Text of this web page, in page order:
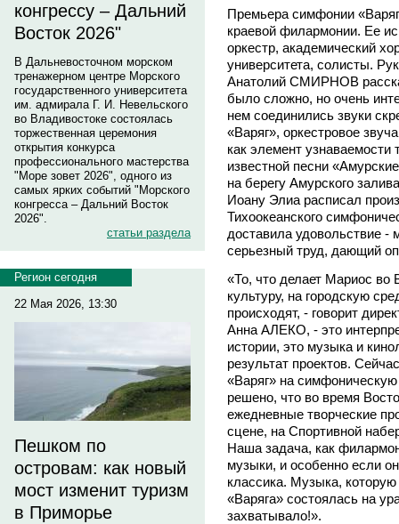
конгрессу – Дальний
Восток 2026"
В Дальневосточном морском
тренажерном центре Морского
государственного университета
им. адмирала Г. И. Невельского
во Владивостоке состоялась
торжественная церемония
открытия конкурса
профессионального мастерства
"Море зовет 2026", одного из
самых ярких событий "Морского
конгресса – Дальний Восток
2026".
статьи раздела
Регион сегодня
22 Мая 2026, 13:30
Пешком по
островам: как новый
мост изменит туризм
в Приморье
Премьера симфонии
краевой филармонии. Ее
оркестр, академический
университета, солисты.
Анатолий СМИРНОВ
было сложно, но очень
нем соединились звуки
«Варяг», оркестровое
как элемент узнаваемости
известной песни
на берегу Амурского
Иоану Элиа расписал
Тихоокеанского
доставила удовольствие -
серьезный труд, дающий
«То, что делает Мариос во
культуру, на городскую
происходят, - говорит
Анна АЛЕКО, - это
истории, это музыка и
результат проектов.
«Варяг» на
решено, что во время
ежедневные творческие
сцене, на Спортивной
Наша задача, как
музыки, и особенно если
классика. Музыка,
«Варяга» состоялась на
захватывало!».